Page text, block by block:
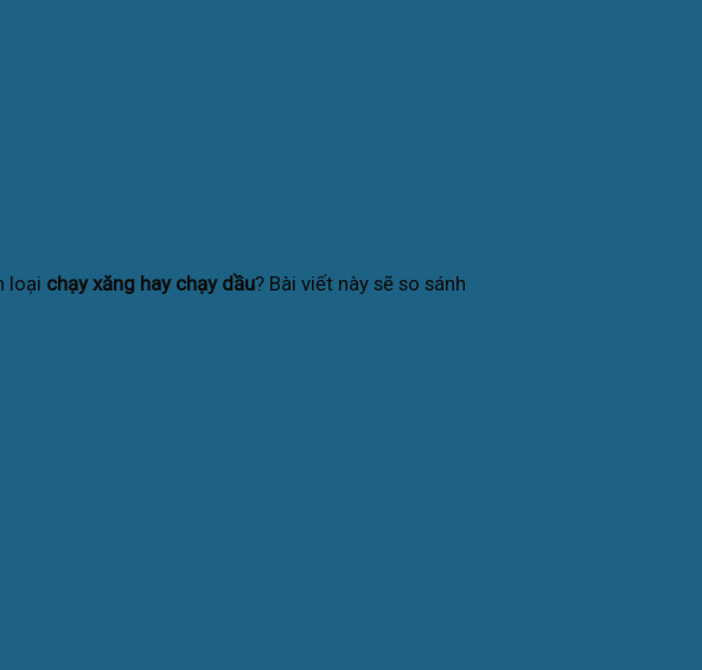
loại chạy xăng hay chạy dầu? Bài viết này sẽ so sánh